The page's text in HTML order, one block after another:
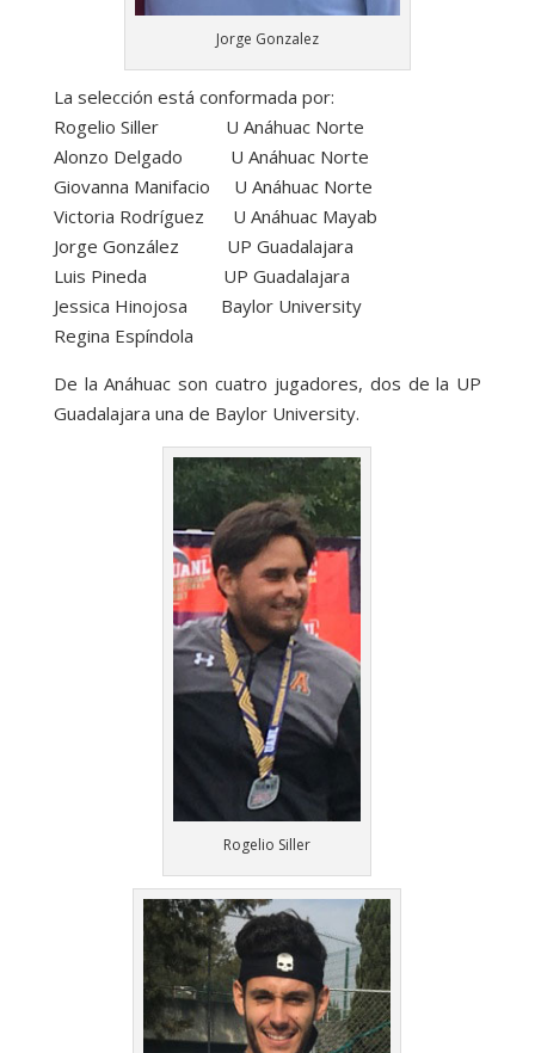
Jorge Gonzalez
La selección está conformada por:
Rogelio Siller U Anáhuac Norte
Alonzo Delgado U Anáhuac Norte
Giovanna Manifacio U Anáhuac Norte
Victoria Rodríguez U Anáhuac Mayab
Jorge González UP Guadalajara
Luis Pineda UP Guadalajara
Jessica Hinojosa Baylor University
Regina Espíndola
De la Anáhuac son cuatro jugadores, dos de la UP
Guadalajara una de Baylor University.
Rogelio Siller